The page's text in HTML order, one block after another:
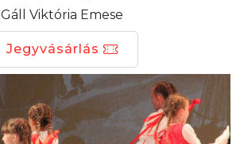
Gáll Viktória Emese
Jegyvásárlás